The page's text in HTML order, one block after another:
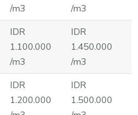
/m3
/m3
IDR
1.100.000
/m3
IDR
1.450.000
/m3
IDR
1.200.000
IDR
1.500.000